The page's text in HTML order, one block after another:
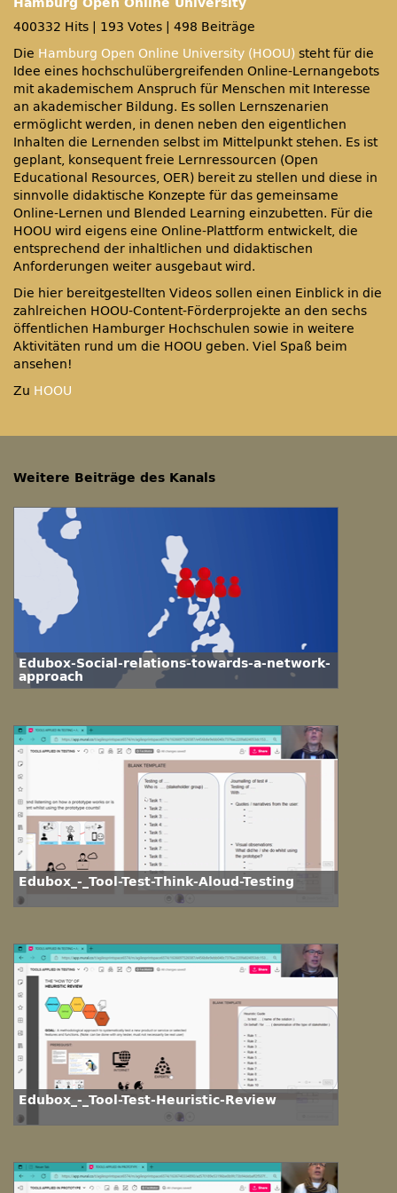
Hamburg Open Online University
400332 Hits
193 Votes
498 Beiträge
Die Hamburg Open Online University (HOOU) steht für die
Idee eines hochschulübergreifenden Online-Lernangebots
mit akademischem Anspruch für Menschen mit Interesse
an akademischer Bildung. Es sollen Lernszenarien
ermöglicht werden, in denen neben den eigentlichen
Inhalten die Lernenden selbst im Mittelpunkt stehen. Es ist
geplant, konsequent freie Lernressourcen (Open
Educational Resources, OER) bereit zu stellen und diese in
sinnvolle didaktische Konzepte für das gemeinsame
Online-Lernen und Blended Learning einzubetten. Für die
HOOU wird eigens eine Online-Plattform entwickelt, die
entsprechend der inhaltlichen und didaktischen
Anforderungen weiter ausgebaut wird.
Die hier bereitgestellten Videos sollen einen Einblick in die
zahlreichen HOOU-Content-Förderprojekte an den sechs
öffentlichen Hamburger Hochschulen sowie in weitere
Aktivitäten rund um die HOOU geben. Viel Spaß beim
ansehen!
Zu HOOU
Weitere Beiträge des Kanals
Edubox-Social-relations-towards-a-network-
approach
Edubox_-_Tool-Test-Think-Aloud-Testing
Edubox_-_Tool-Test-Heuristic-Review